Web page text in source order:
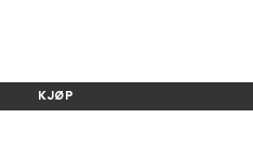
KJØP